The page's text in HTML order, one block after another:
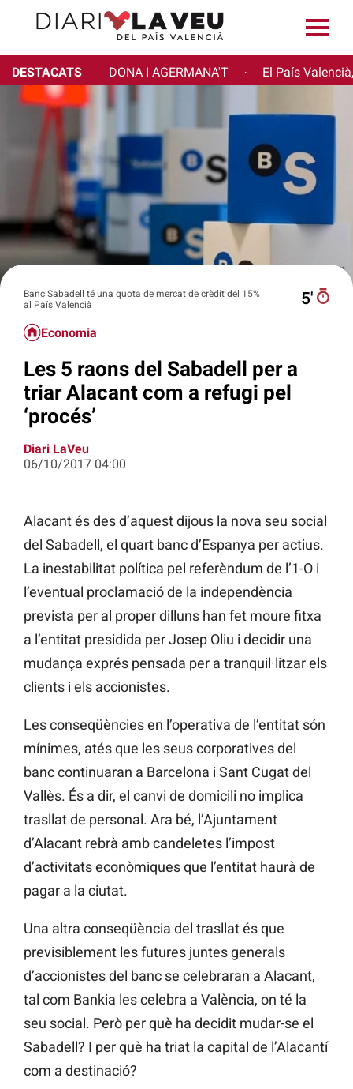
DESTACATS DONA I AGERMANA'T · El País
Banc Sabadell té una quota de mercat de crèdit del 15%
al País Valencià
5′
Economia
Les 5 raons del Sabadell per a
triar Alacant com a refugi pel
‘procés’
Diari LaVeu
06/10/2017 04:00
Alacant és des d’aquest dijous la nova seu social
del Sabadell, el quart banc d’Espanya per actius.
La inestabilitat política pel referèndum de l’1-O i
l’eventual proclamació de la independència
prevista per al proper dilluns han fet moure fitxa
a l’entitat presidida per Josep Oliu i decidir una
mudança exprés pensada per a tranquil·litzar els
clients i els accionistes.
Les conseqüències en l’operativa de l’entitat són
mínimes, atés que les seus corporatives del
banc continuaran a Barcelona i Sant Cugat del
Vallès. És a dir, el canvi de domicili no implica
trasllat de personal. Ara bé, l’Ajuntament
d’Alacant rebrà amb candeletes l’impost
d’activitats econòmiques que l’entitat haurà de
pagar a la ciutat.
Una altra conseqüència del trasllat és que
previsiblement les futures juntes generals
d’accionistes del banc se celebraran a Alacant,
tal com Bankia les celebra a València, on té la
seu social. Però per què ha decidit mudar-se el
Sabadell? I per què ha triat la capital de l’Alacantí
com a destinació?